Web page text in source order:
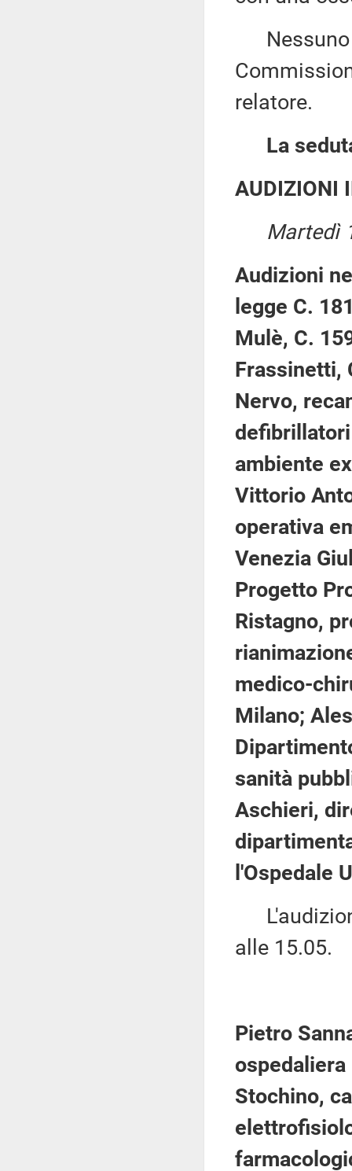
Nessuno
relatore.
La
AUDIZIONI
Martedì
Audizioni
legge C.
Mulè, C.
Frassinetti,
Nervo,
ambiente
Vittorio
operativa
Venezia
Progetto
Ristagno,
medico-
Milano;
sanità
Aschieri,
l'Ospedale
alle 15.05.
Pietro
Stochino,